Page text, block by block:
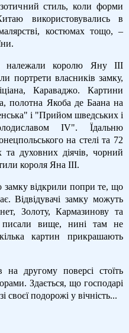
стиль, коли форми
використовувались в
костюмах тощо, –
належали королю Яну ІІІ
портрети власників замку,
Караваджо. Картини
полотна Якоба де Баана на
і "Прийом шведських і
IV". Їдальню
на стелі та 72
та духовних діячів, чорний
короля Яна ІІІ.
замку відкрили попри те, що
Відвідувачі замку можуть
Золоту, Кармазинову та
вище, нині там не
картин прикрашають
другому поверсі стоїть
Здається, що господарі
своєї подорожі у вічність...